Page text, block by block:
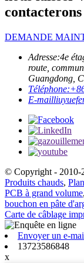
contacterons
DEMANDE
Adresse:4e
route,
Guangdong,
Téléphone:
E-mail
© Copyright - 2010-
Produits chauds,
PCB à grand volume,
bouchon en pâte
Carte de câblage
Envoyer un e-
13723586848
x